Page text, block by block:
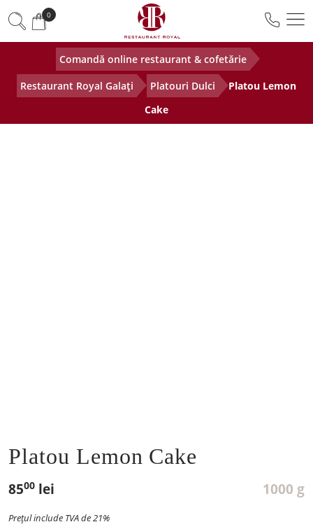
0
Comandă online restaurant & cofetărie
Restaurant Royal Galați
Platouri Dulci
Platou Lemon
Cake
Platou Lemon Cake
8500 lei 1000 g
Prețul include TVA de 21%